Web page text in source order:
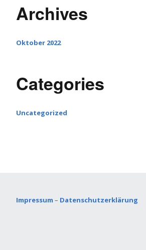
Archives
Oktober 2022
Categories
Uncategorized
Impressum – Datenschutzerklärung